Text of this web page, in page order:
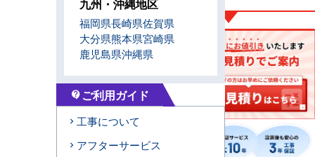
九州・沖縄地区
福岡県長崎県佐賀県
大分県熊本県宮崎県
鹿児島県沖縄県
contact_support ご利用ガイド
工事について
アフターサービス